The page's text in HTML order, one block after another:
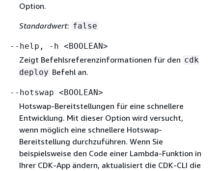
Option.
Standardwert: false
--help, -h <BOOLEAN>
Zeigt Befehlsreferenzinformationen für den cdk
deploy Befehl an.
--hotswap <BOOLEAN>
Hotswap-Bereitstellungen für eine schnellere
Entwicklung. Mit dieser Option wird versucht,
wenn möglich eine schnellere Hotswap-
Bereitstellung durchzuführen. Wenn Sie
beispielsweise den Code einer Lambda-Funktion in
Ihrer CDK-App ändern, aktualisiert die CDK-CLI die